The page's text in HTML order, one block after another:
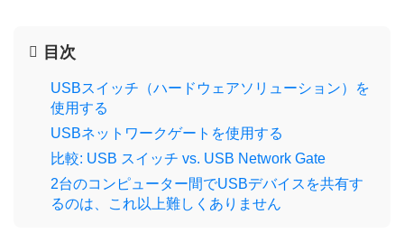
目次
USBスイッチ（ハードウェアソリューション）を
使用する
USBネットワークゲートを使用する
比較: USB スイッチ vs. USB Network Gate
2台のコンピューター間でUSBデバイスを共有す
るのは、これ以上難しくありません